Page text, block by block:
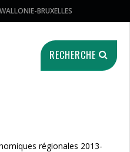
BRUXELLES
RECHERCHE
régionales 2013-